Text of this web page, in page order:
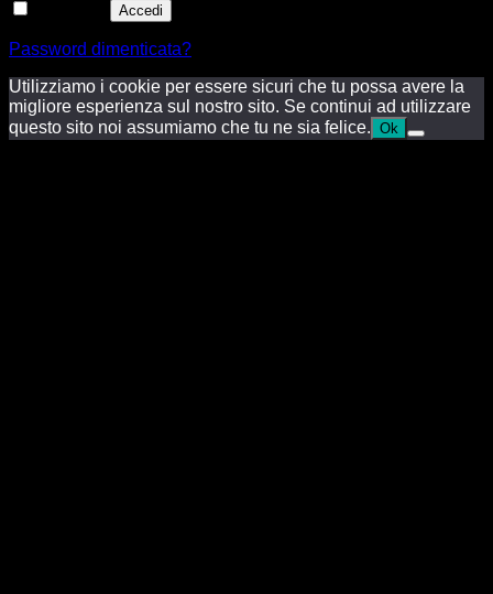
Accedi
Password dimenticata?
Utilizziamo i cookie per essere sicuri che tu possa avere la
migliore esperienza sul nostro sito. Se continui ad utilizzare
questo sito noi assumiamo che tu ne sia felice. Ok